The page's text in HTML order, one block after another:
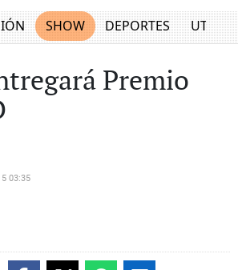
SHOW DEPORTES
Premio
03:35